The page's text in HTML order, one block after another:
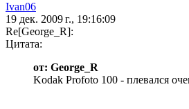
Ivan06
19 дек. 2009 г., 19:16:09
Re[George_R]:
Цитата:
от: George_R
Kodak Profoto 100 - плевался